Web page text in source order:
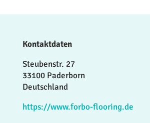
Kontaktdaten
Steubenstr. 27
33100 Paderborn
Deutschland
https://www.forbo-flooring.de